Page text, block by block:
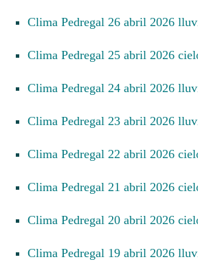
Clima Pedregal 26 abril 2026
Clima Pedregal 25 abril 2026
Clima Pedregal 24 abril 2026
Clima Pedregal 23 abril 2026
Clima Pedregal 22 abril 2026
Clima Pedregal 21 abril 2026
Clima Pedregal 20 abril 2026
Clima Pedregal 19 abril 2026